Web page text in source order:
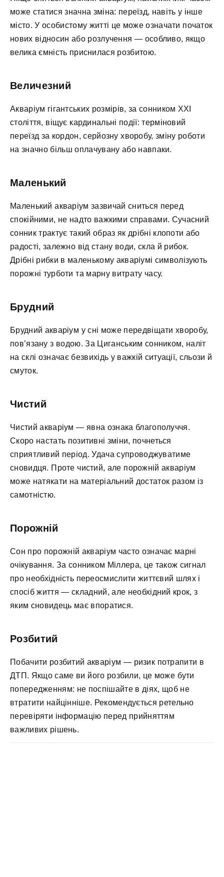
може статися значна зміна: переїзд, навіть у інше
місто. У особистому житті це може означати початок
нових відносин або розлучення — особливо, якщо
велика ємність приснилася розбитою.
Величезний
Акваріум гігантських розмірів, за сонником XXI
століття, віщує кардинальні події: терміновий
переїзд за кордон, серйозну хворобу, зміну роботи
на значно більш оплачувану або навпаки.
Маленький
Маленький акваріум зазвичай сниться перед
спокійними, не надто важкими справами. Сучасний
сонник трактує такий образ як дрібні клопоти або
радості, залежно від стану води, скла й рибок.
Дрібні рибки в маленькому акваріумі символізують
порожні турботи та марну витрату часу.
Брудний
Брудний акваріум у сні може передвіщати хворобу,
пов’язану з водою. За Циганським сонником, наліт
на склі означає безвихідь у важкій ситуації, сльози й
смуток.
Чистий
Чистий акваріум — явна ознака благополуччя.
Скоро настать позитивні зміни, почнеться
сприятливий період. Удача супроводжуватиме
сновидця. Проте чистий, але порожній акваріум
може натякати на матеріальний достаток разом із
самотністю.
Порожній
Сон про порожній акваріум часто означає марні
очікування. За сонником Міллера, це також сигнал
про необхідність переосмислити життєвий шлях і
спосіб життя — складний, але необхідний крок, з
яким сновидець має впоратися.
Розбитий
Побачити розбитий акваріум — ризик потрапити в
ДТП. Якщо саме ви його розбили, це може бути
попередженням: не поспішайте в діях, щоб не
втратити найцінніше. Рекомендується ретельно
перевіряти інформацію перед прийняттям
важливих рішень.